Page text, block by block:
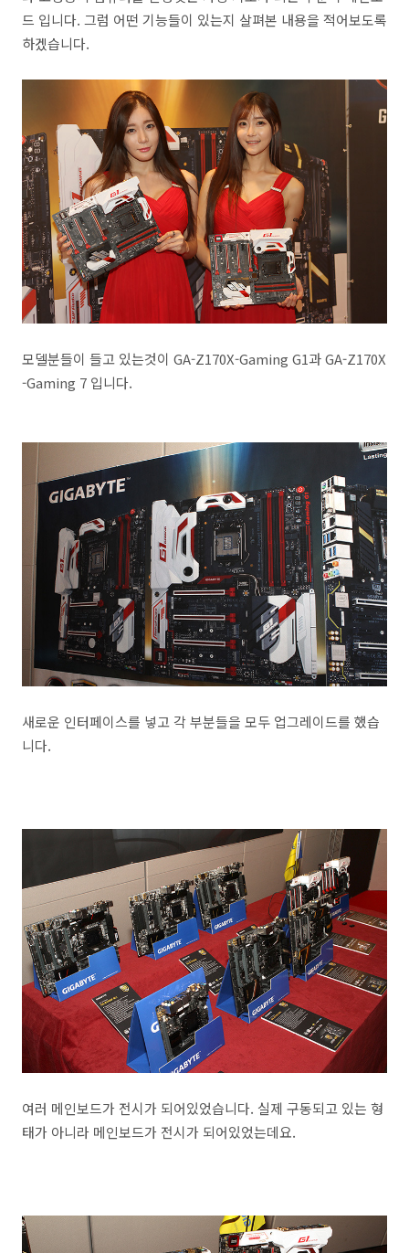
드 입니다. 그럼 어떤 기능들이 있는지 살펴본 내용을 적어보도록
하겠습니다.
모델분들이 들고 있는것이 GA-Z170X-Gaming G1과 GA-Z170X
-Gaming 7 입니다.
새로운 인터페이스를 넣고 각 부분들을 모두 업그레이드를 했습
니다.
여러 메인보드가 전시가 되어있었습니다. 실제 구동되고 있는 형
태가 아니라 메인보드가 전시가 되어있었는데요.